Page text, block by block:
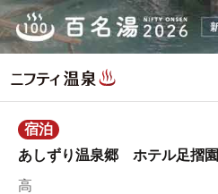
宿泊
あしずり温泉郷 ホテル足摺園
高